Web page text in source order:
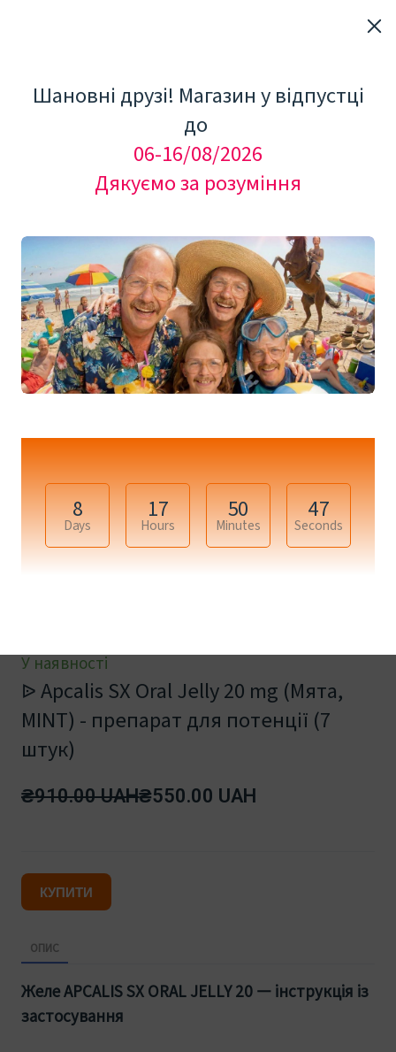
У наявності
ᐉ Apcalis SX Oral Jelly 20 mg (Мята,
MINT) - препарат для потенції (7
штук)
₴910.00 UAH₴550.00 UAH
КУПИТИ
ОПИС
Желе APCALIS SX ORAL JELLY 20 — інструкція із
застосування
Шановні друзі! Магазин у відпустці
до
06-16/08/2026
Дякуємо за розуміння
8
Days
17
Hours
50
Minutes
46
Seconds